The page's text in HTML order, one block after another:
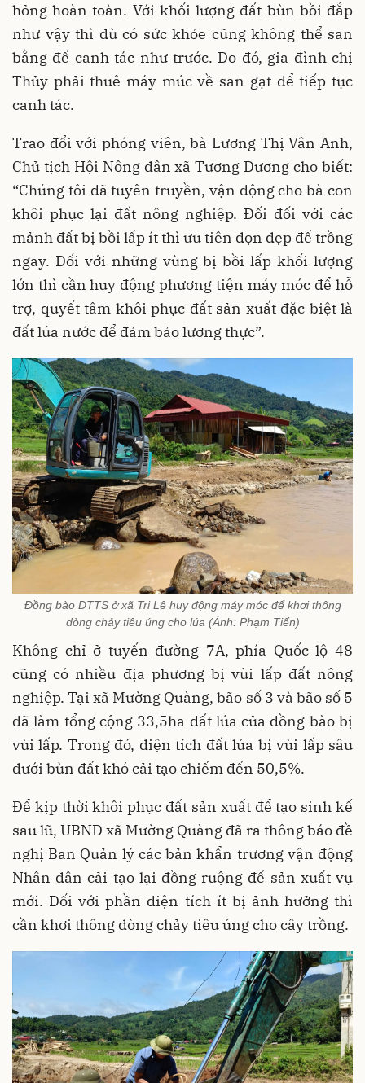
hỏng hoàn toàn. Với khối lượng đất bùn bồi đắp
như vậy thì dù có sức khỏe cũng không thể san
bằng để canh tác như trước. Do đó, gia đình chị
Thủy phải thuê máy múc về san gạt để tiếp tục
canh tác.
Trao đổi với phóng viên, bà Lương Thị Vân Anh,
Chủ tịch Hội Nông dân xã Tương Dương cho biết:
“Chúng tôi đã tuyên truyền, vận động cho bà con
khôi phục lại đất nông nghiệp. Đối đối với các
mảnh đất bị bồi lấp ít thì ưu tiên dọn dẹp để trồng
ngay. Đối với những vùng bị bồi lấp khối lượng
lớn thì cần huy động phương tiện máy móc để hỗ
trợ, quyết tâm khôi phục đất sản xuất đặc biệt là
đất lúa nước để đảm bảo lương thực”.
Đồng bào DTTS ở xã Tri Lê huy động máy móc để khơi thông
dòng chảy tiêu úng cho lúa (Ảnh: Phạm Tiến)
Không chỉ ở tuyến đường 7A, phía Quốc lộ 48
cũng có nhiều địa phương bị vùi lấp đất nông
nghiệp. Tại xã Mường Quàng, bão số 3 và bão số 5
đã làm tổng cộng 33,5ha đất lúa của đồng bào bị
vùi lấp. Trong đó, diện tích đất lúa bị vùi lấp sâu
dưới bùn đất khó cải tạo chiếm đến 50,5%.
Để kịp thời khôi phục đất sản xuất để tạo sinh kế
sau lũ, UBND xã Mường Quàng đã ra thông báo đề
nghị Ban Quản lý các bản khẩn trương vận động
Nhân dân cải tạo lại đồng ruộng để sản xuất vụ
mới. Đối với phần điện tích ít bị ảnh hưởng thì
cần khơi thông dòng chảy tiêu úng cho cây trồng.